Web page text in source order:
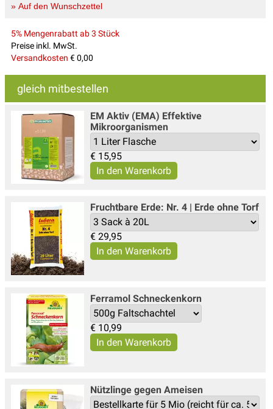
» Auf den Wunschzettel
5% Mengenrabatt ab 3 Stück
Preise inkl. MwSt.
Versandkosten € 0,00
gleich mitbestellen
EM Aktiv (EMA) Effektive
Mikroorganismen
€ 15,95
Fruchtbare Erde: Nr. 4 | Erde ohne Torf
€ 29,95
Ferramol Schneckenkorn
€ 10,99
Nützlinge gegen Ameisen